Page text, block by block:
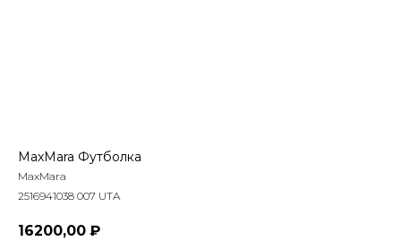
MaxMara Футболка
MaxMara
2516941038 007 UTA
16200,00 ₽